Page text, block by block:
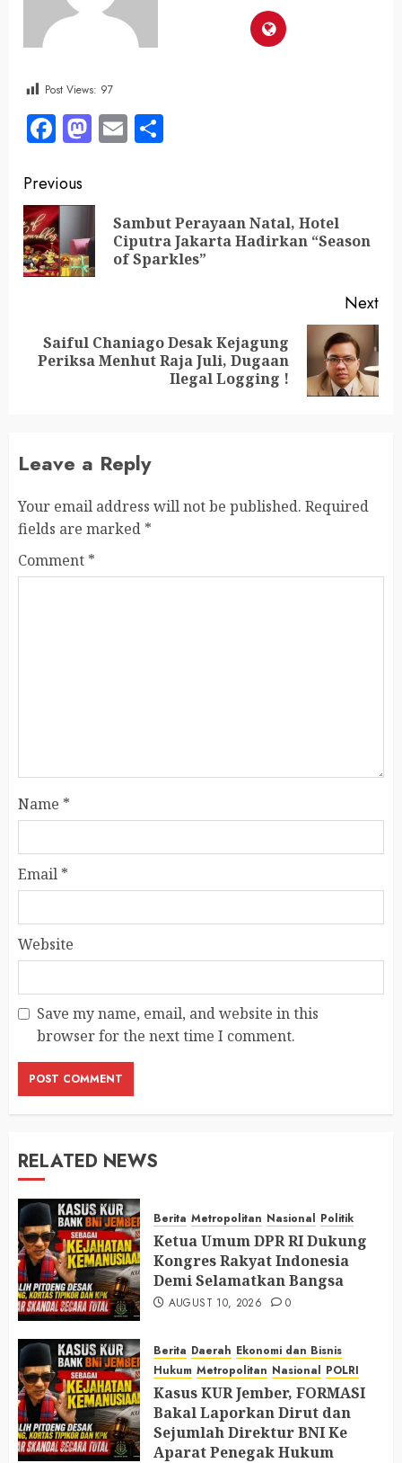
Post Views: 97
Facebook
Mastodon
Email
Previous
Sambut Perayaan Natal, Hotel
Ciputra Jakarta Hadirkan “Season
of Sparkles”
Next
Saiful Chaniago Desak Kejagung
Periksa Menhut Raja Juli, Dugaan
Ilegal Logging !
Leave a Reply
Your email address will not be published. Required
fields are marked *
Comment *
Name *
Email *
Website
Save my name, email, and website in this
browser for the next time I comment.
RELATED NEWS
Berita Metropolitan Nasional Politik
Ketua Umum DPR RI Dukung
Kongres Rakyat Indonesia
Demi Selamatkan Bangsa
AUGUST 10, 2026 0
Berita Daerah Ekonomi dan Bisnis
Hukum Metropolitan Nasional POLRI
Kasus KUR Jember, FORMASI
Bakal Laporkan Dirut dan
Sejumlah Direktur BNI Ke
Aparat Penegak Hukum